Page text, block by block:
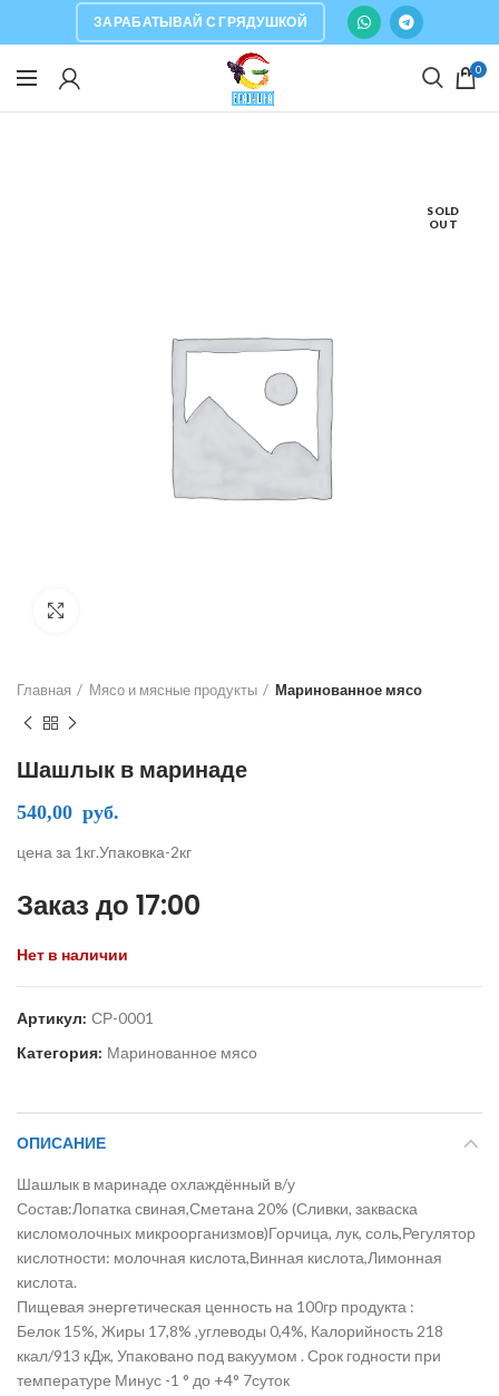
ЗАРАБАТЫВАЙ С ГРЯДУШКОЙ
0
SOLD
OUT
Главная Мясо и мясные продукты Маринованное мясо
Шашлык в маринаде
540,00 руб.
цена за 1кг.Упаковка-2кг
Заказ до 17:00
Нет в наличии
Артикул: СР-0001
Категория: Маринованное мясо
ОПИСАНИЕ
Шашлык в маринаде охлаждённый в/у
Состав:Лопатка свиная,Сметана 20% (Сливки, закваска
кисломолочных микроорганизмов)Горчица, лук, соль,Регулятор
кислотности: молочная кислота,Винная кислота,Лимонная
кислота.
Пищевая энергетическая ценность на 100гр продукта :
Белок 15%, Жиры 17,8% ,углеводы 0,4%, Калорийность 218
ккал/913 кДж, Упаковано под вакуумом . Срок годности при
температуре Минус -1 ° до +4° 7суток